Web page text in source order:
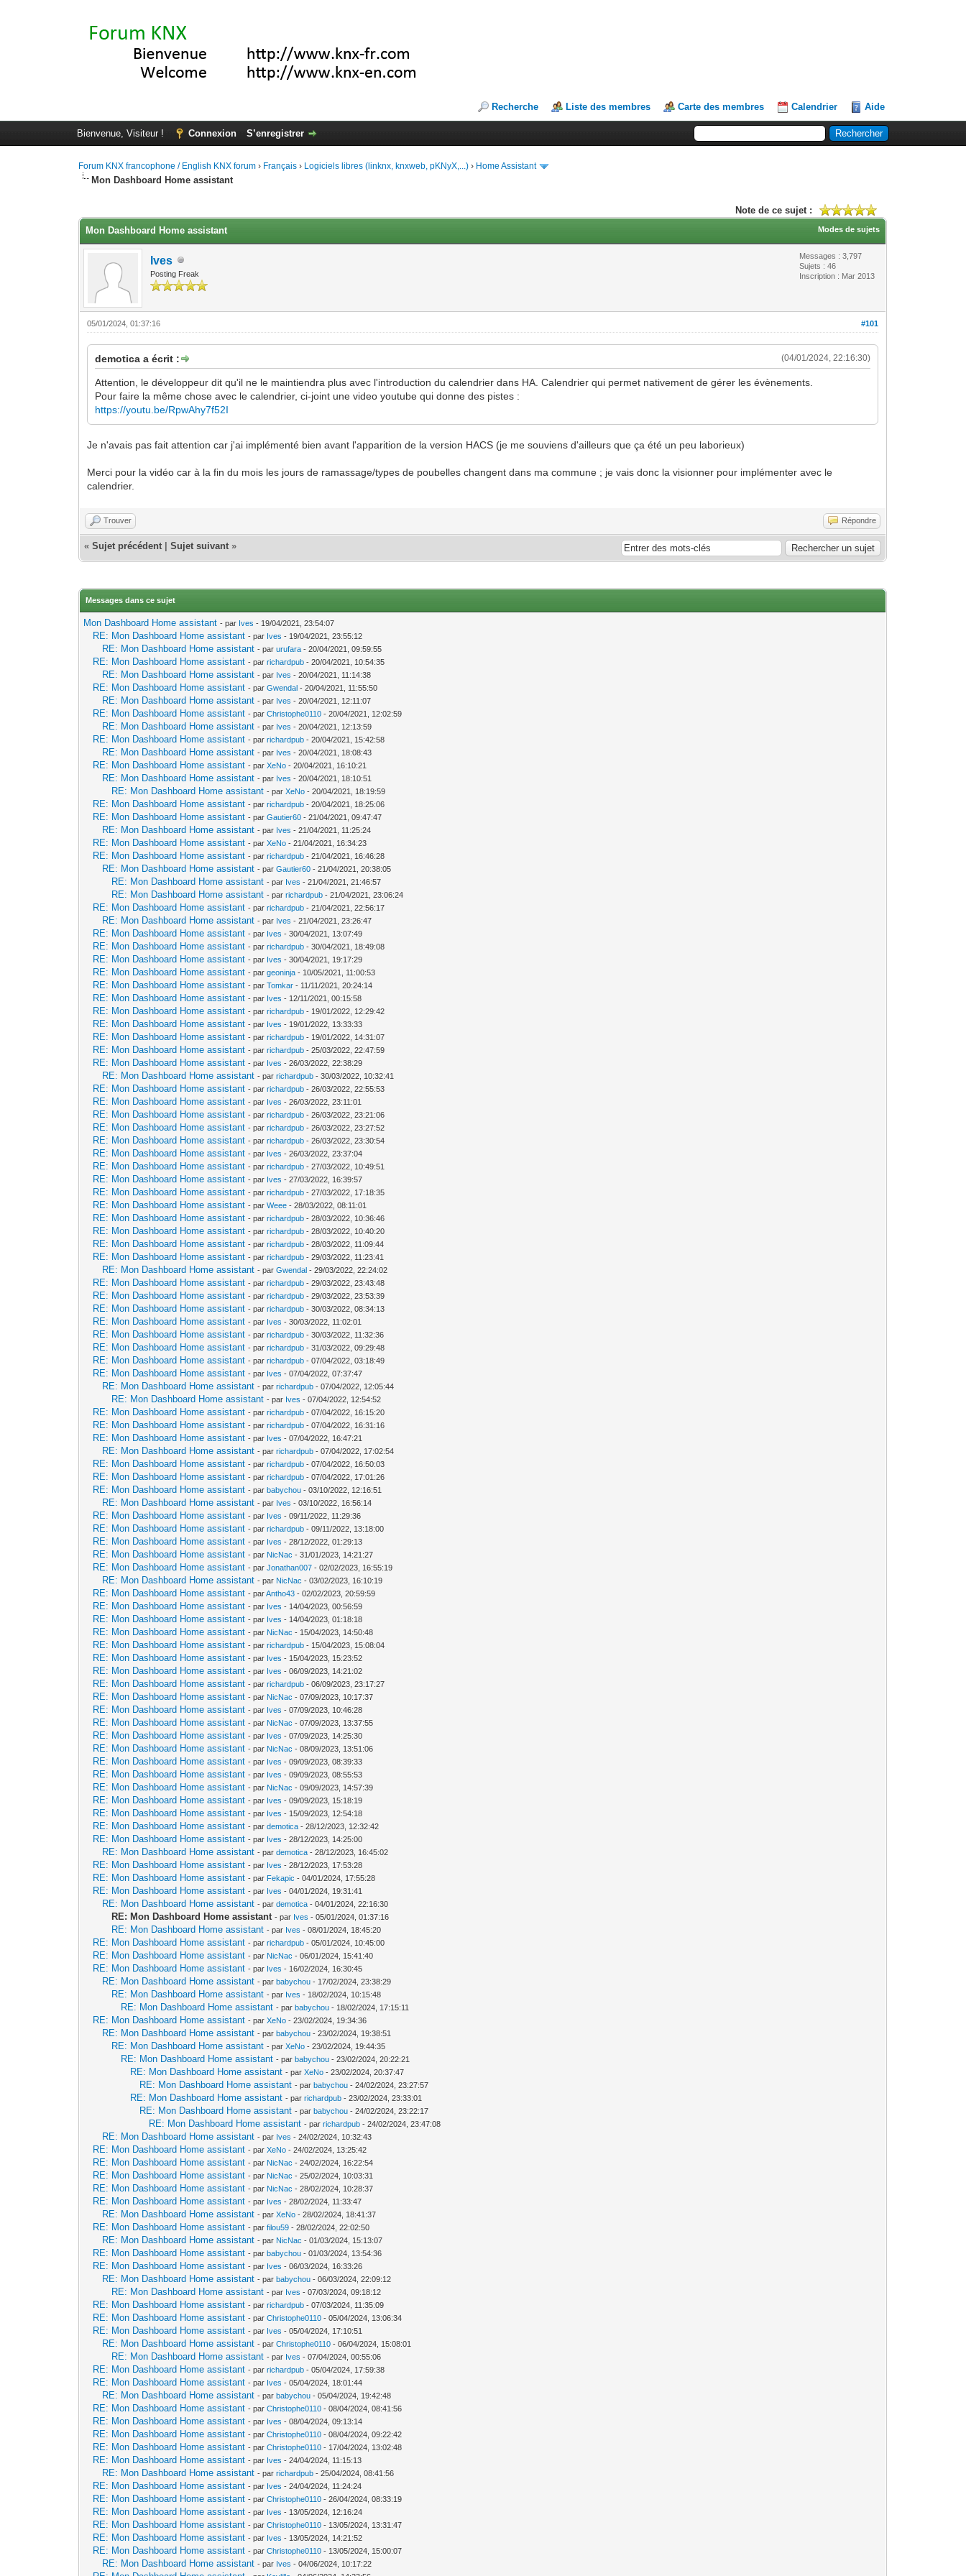
Recherche Liste des membres Carte des membres Calendrier Aide
Bienvenue, Visiteur ! Connexion S’enregistrer
Forum KNX francophone / English KNX forum › Français › Logiciels libres (linknx, knxweb, pKNyX,...) › Home Assistant
Mon Dashboard Home assistant
Note de ce sujet :
Modes de sujets
Mon Dashboard Home assistant
Ives
Posting Freak
Messages : 3,797
Sujets : 46
Inscription : Mar 2013
#101
05/01/2024, 01:37:16
(04/01/2024, 22:16:30)
demotica a écrit :
Attention, le développeur dit qu'il ne le maintiendra plus avec l'introduction du calendrier dans HA. Calendrier qui permet nativement de gérer les évènements.
Pour faire la même chose avec le calendrier, ci-joint une video youtube qui donne des pistes :
https://youtu.be/RpwAhy7f52I
Je n'avais pas fait attention car j'ai implémenté bien avant l'apparition de la version HACS (je me souviens d'ailleurs que ça été un peu laborieux)
Merci pour la vidéo car à la fin du mois les jours de ramassage/types de poubelles changent dans ma commune ; je vais donc la visionner pour implémenter avec le
calendrier.
Trouver Répondre
«Sujet précédent |Sujet suivant »
Messages dans ce sujet
Mon Dashboard Home assistant - par Ives - 19/04/2021, 23:54:07
RE: Mon Dashboard Home assistant - par Ives - 19/04/2021, 23:55:12
RE: Mon Dashboard Home assistant - parurufara - 20/04/2021, 09:59:55
RE: Mon Dashboard Home assistant - parrichardpub - 20/04/2021, 10:54:35
RE: Mon Dashboard Home assistant - par Ives - 20/04/2021, 11:14:38
RE: Mon Dashboard Home assistant - parGwendal - 20/04/2021, 11:55:50
RE: Mon Dashboard Home assistant - par Ives - 20/04/2021, 12:11:07
RE: Mon Dashboard Home assistant - parChristophe0110 - 20/04/2021, 12:02:59
RE: Mon Dashboard Home assistant - par Ives - 20/04/2021, 12:13:59
RE: Mon Dashboard Home assistant - parrichardpub - 20/04/2021, 15:42:58
RE: Mon Dashboard Home assistant - par Ives - 20/04/2021, 18:08:43
RE: Mon Dashboard Home assistant - parXeNo - 20/04/2021, 16:10:21
RE: Mon Dashboard Home assistant - par Ives - 20/04/2021, 18:10:51
RE: Mon Dashboard Home assistant - parXeNo - 20/04/2021, 18:19:59
RE: Mon Dashboard Home assistant - parrichardpub - 20/04/2021, 18:25:06
RE: Mon Dashboard Home assistant - parGautier60 - 21/04/2021, 09:47:47
RE: Mon Dashboard Home assistant - par Ives - 21/04/2021, 11:25:24
RE: Mon Dashboard Home assistant - parXeNo - 21/04/2021, 16:34:23
RE: Mon Dashboard Home assistant - parrichardpub - 21/04/2021, 16:46:28
RE: Mon Dashboard Home assistant - parGautier60 - 21/04/2021, 20:38:05
RE: Mon Dashboard Home assistant - par Ives - 21/04/2021, 21:46:57
RE: Mon Dashboard Home assistant - parrichardpub - 21/04/2021, 23:06:24
RE: Mon Dashboard Home assistant - parrichardpub - 21/04/2021, 22:56:17
RE: Mon Dashboard Home assistant - par Ives - 21/04/2021, 23:26:47
RE: Mon Dashboard Home assistant - par Ives - 30/04/2021, 13:07:49
RE: Mon Dashboard Home assistant - parrichardpub - 30/04/2021, 18:49:08
RE: Mon Dashboard Home assistant - par Ives - 30/04/2021, 19:17:29
RE: Mon Dashboard Home assistant - pargeoninja - 10/05/2021, 11:00:53
RE: Mon Dashboard Home assistant - parTomkar - 11/11/2021, 20:24:14
RE: Mon Dashboard Home assistant - par Ives - 12/11/2021, 00:15:58
RE: Mon Dashboard Home assistant - parrichardpub - 19/01/2022, 12:29:42
RE: Mon Dashboard Home assistant - par Ives - 19/01/2022, 13:33:33
RE: Mon Dashboard Home assistant - parrichardpub - 19/01/2022, 14:31:07
RE: Mon Dashboard Home assistant - parrichardpub - 25/03/2022, 22:47:59
RE: Mon Dashboard Home assistant - par Ives - 26/03/2022, 22:38:29
RE: Mon Dashboard Home assistant - parrichardpub - 30/03/2022, 10:32:41
RE: Mon Dashboard Home assistant - parrichardpub - 26/03/2022, 22:55:53
RE: Mon Dashboard Home assistant - par Ives - 26/03/2022, 23:11:01
RE: Mon Dashboard Home assistant - parrichardpub - 26/03/2022, 23:21:06
RE: Mon Dashboard Home assistant - parrichardpub - 26/03/2022, 23:27:52
RE: Mon Dashboard Home assistant - parrichardpub - 26/03/2022, 23:30:54
RE: Mon Dashboard Home assistant - par Ives - 26/03/2022, 23:37:04
RE: Mon Dashboard Home assistant - parrichardpub - 27/03/2022, 10:49:51
RE: Mon Dashboard Home assistant - par Ives - 27/03/2022, 16:39:57
RE: Mon Dashboard Home assistant - parrichardpub - 27/03/2022, 17:18:35
RE: Mon Dashboard Home assistant - parWeee - 28/03/2022, 08:11:01
RE: Mon Dashboard Home assistant - parrichardpub - 28/03/2022, 10:36:46
RE: Mon Dashboard Home assistant - parrichardpub - 28/03/2022, 10:40:20
RE: Mon Dashboard Home assistant - parrichardpub - 28/03/2022, 11:09:44
RE: Mon Dashboard Home assistant - parrichardpub - 29/03/2022, 11:23:41
RE: Mon Dashboard Home assistant - parGwendal - 29/03/2022, 22:24:02
RE: Mon Dashboard Home assistant - parrichardpub - 29/03/2022, 23:43:48
RE: Mon Dashboard Home assistant - parrichardpub - 29/03/2022, 23:53:39
RE: Mon Dashboard Home assistant - parrichardpub - 30/03/2022, 08:34:13
RE: Mon Dashboard Home assistant - par Ives - 30/03/2022, 11:02:01
RE: Mon Dashboard Home assistant - parrichardpub - 30/03/2022, 11:32:36
RE: Mon Dashboard Home assistant - parrichardpub - 31/03/2022, 09:29:48
RE: Mon Dashboard Home assistant - parrichardpub - 07/04/2022, 03:18:49
RE: Mon Dashboard Home assistant - par Ives - 07/04/2022, 07:37:47
RE: Mon Dashboard Home assistant - parrichardpub - 07/04/2022, 12:05:44
RE: Mon Dashboard Home assistant - par Ives - 07/04/2022, 12:54:52
RE: Mon Dashboard Home assistant - parrichardpub - 07/04/2022, 16:15:20
RE: Mon Dashboard Home assistant - parrichardpub - 07/04/2022, 16:31:16
RE: Mon Dashboard Home assistant - par Ives - 07/04/2022, 16:47:21
RE: Mon Dashboard Home assistant - parrichardpub - 07/04/2022, 17:02:54
RE: Mon Dashboard Home assistant - parrichardpub - 07/04/2022, 16:50:03
RE: Mon Dashboard Home assistant - parrichardpub - 07/04/2022, 17:01:26
RE: Mon Dashboard Home assistant - parbabychou - 03/10/2022, 12:16:51
RE: Mon Dashboard Home assistant - par Ives - 03/10/2022, 16:56:14
RE: Mon Dashboard Home assistant - par Ives - 09/11/2022, 11:29:36
RE: Mon Dashboard Home assistant - parrichardpub - 09/11/2022, 13:18:00
RE: Mon Dashboard Home assistant - par Ives - 28/12/2022, 01:29:13
RE: Mon Dashboard Home assistant - par NicNac - 31/01/2023, 14:21:27
RE: Mon Dashboard Home assistant - parJonathan007 - 02/02/2023, 16:55:19
RE: Mon Dashboard Home assistant - par NicNac - 03/02/2023, 16:10:19
RE: Mon Dashboard Home assistant - parAntho43 - 02/02/2023, 20:59:59
RE: Mon Dashboard Home assistant - par Ives - 14/04/2023, 00:56:59
RE: Mon Dashboard Home assistant - par Ives - 14/04/2023, 01:18:18
RE: Mon Dashboard Home assistant - par NicNac - 15/04/2023, 14:50:48
RE: Mon Dashboard Home assistant - parrichardpub - 15/04/2023, 15:08:04
RE: Mon Dashboard Home assistant - par Ives - 15/04/2023, 15:23:52
RE: Mon Dashboard Home assistant - par Ives - 06/09/2023, 14:21:02
RE: Mon Dashboard Home assistant - parrichardpub - 06/09/2023, 23:17:27
RE: Mon Dashboard Home assistant - par NicNac - 07/09/2023, 10:17:37
RE: Mon Dashboard Home assistant - par Ives - 07/09/2023, 10:46:28
RE: Mon Dashboard Home assistant - par NicNac - 07/09/2023, 13:37:55
RE: Mon Dashboard Home assistant - par Ives - 07/09/2023, 14:25:30
RE: Mon Dashboard Home assistant - par NicNac - 08/09/2023, 13:51:06
RE: Mon Dashboard Home assistant - par Ives - 09/09/2023, 08:39:33
RE: Mon Dashboard Home assistant - par Ives - 09/09/2023, 08:55:53
RE: Mon Dashboard Home assistant - par NicNac - 09/09/2023, 14:57:39
RE: Mon Dashboard Home assistant - par Ives - 09/09/2023, 15:18:19
RE: Mon Dashboard Home assistant - par Ives - 15/09/2023, 12:54:18
RE: Mon Dashboard Home assistant - pardemotica - 28/12/2023, 12:32:42
RE: Mon Dashboard Home assistant - par Ives - 28/12/2023, 14:25:00
RE: Mon Dashboard Home assistant - pardemotica - 28/12/2023, 16:45:02
RE: Mon Dashboard Home assistant - par Ives - 28/12/2023, 17:53:28
RE: Mon Dashboard Home assistant - par Fekapic - 04/01/2024, 17:55:28
RE: Mon Dashboard Home assistant - par Ives - 04/01/2024, 19:31:41
RE: Mon Dashboard Home assistant - pardemotica - 04/01/2024, 22:16:30
RE: Mon Dashboard Home assistant - par Ives - 05/01/2024, 01:37:16
RE: Mon Dashboard Home assistant - par Ives - 08/01/2024, 18:45:20
RE: Mon Dashboard Home assistant - parrichardpub - 05/01/2024, 10:45:00
RE: Mon Dashboard Home assistant - par NicNac - 06/01/2024, 15:41:40
RE: Mon Dashboard Home assistant - par Ives - 16/02/2024, 16:30:45
RE: Mon Dashboard Home assistant - parbabychou - 17/02/2024, 23:38:29
RE: Mon Dashboard Home assistant - par Ives - 18/02/2024, 10:15:48
RE: Mon Dashboard Home assistant - parbabychou - 18/02/2024, 17:15:11
RE: Mon Dashboard Home assistant - parXeNo - 23/02/2024, 19:34:36
RE: Mon Dashboard Home assistant - parbabychou - 23/02/2024, 19:38:51
RE: Mon Dashboard Home assistant - parXeNo - 23/02/2024, 19:44:35
RE: Mon Dashboard Home assistant - parbabychou - 23/02/2024, 20:22:21
RE: Mon Dashboard Home assistant - parXeNo - 23/02/2024, 20:37:47
RE: Mon Dashboard Home assistant - parbabychou - 24/02/2024, 23:27:57
RE: Mon Dashboard Home assistant - parrichardpub - 23/02/2024, 23:33:01
RE: Mon Dashboard Home assistant - parbabychou - 24/02/2024, 23:22:17
RE: Mon Dashboard Home assistant - parrichardpub - 24/02/2024, 23:47:08
RE: Mon Dashboard Home assistant - par Ives - 24/02/2024, 10:32:43
RE: Mon Dashboard Home assistant - parXeNo - 24/02/2024, 13:25:42
RE: Mon Dashboard Home assistant - par NicNac - 24/02/2024, 16:22:54
RE: Mon Dashboard Home assistant - par NicNac - 25/02/2024, 10:03:31
RE: Mon Dashboard Home assistant - par NicNac - 28/02/2024, 10:28:37
RE: Mon Dashboard Home assistant - par Ives - 28/02/2024, 11:33:47
RE: Mon Dashboard Home assistant - parXeNo - 28/02/2024, 18:41:37
RE: Mon Dashboard Home assistant - parfilou59 - 28/02/2024, 22:02:50
RE: Mon Dashboard Home assistant - par NicNac - 01/03/2024, 15:13:07
RE: Mon Dashboard Home assistant - parbabychou - 01/03/2024, 13:54:36
RE: Mon Dashboard Home assistant - par Ives - 06/03/2024, 16:33:26
RE: Mon Dashboard Home assistant - parbabychou - 06/03/2024, 22:09:12
RE: Mon Dashboard Home assistant - par Ives - 07/03/2024, 09:18:12
RE: Mon Dashboard Home assistant - parrichardpub - 07/03/2024, 11:35:09
RE: Mon Dashboard Home assistant - parChristophe0110 - 05/04/2024, 13:06:34
RE: Mon Dashboard Home assistant - par Ives - 05/04/2024, 17:10:51
RE: Mon Dashboard Home assistant - parChristophe0110 - 06/04/2024, 15:08:01
RE: Mon Dashboard Home assistant - par Ives - 07/04/2024, 00:55:06
RE: Mon Dashboard Home assistant - parrichardpub - 05/04/2024, 17:59:38
RE: Mon Dashboard Home assistant - par Ives - 05/04/2024, 18:01:44
RE: Mon Dashboard Home assistant - parbabychou - 05/04/2024, 19:42:48
RE: Mon Dashboard Home assistant - parChristophe0110 - 08/04/2024, 08:41:56
RE: Mon Dashboard Home assistant - par Ives - 08/04/2024, 09:13:14
RE: Mon Dashboard Home assistant - parChristophe0110 - 08/04/2024, 09:22:42
RE: Mon Dashboard Home assistant - parChristophe0110 - 17/04/2024, 13:02:48
RE: Mon Dashboard Home assistant - par Ives - 24/04/2024, 11:15:13
RE: Mon Dashboard Home assistant - parrichardpub - 25/04/2024, 08:41:56
RE: Mon Dashboard Home assistant - par Ives - 24/04/2024, 11:24:24
RE: Mon Dashboard Home assistant - parChristophe0110 - 26/04/2024, 08:33:19
RE: Mon Dashboard Home assistant - par Ives - 13/05/2024, 12:16:24
RE: Mon Dashboard Home assistant - parChristophe0110 - 13/05/2024, 13:31:47
RE: Mon Dashboard Home assistant - par Ives - 13/05/2024, 14:21:52
RE: Mon Dashboard Home assistant - parChristophe0110 - 13/05/2024, 15:00:07
RE: Mon Dashboard Home assistant - par Ives - 04/06/2024, 10:17:22